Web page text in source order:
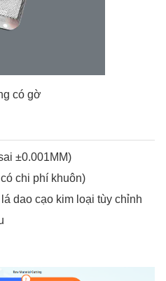
có gờ
±0.001MM)
chi phí khuôn)
dao cạo kim loại tùy chỉnh